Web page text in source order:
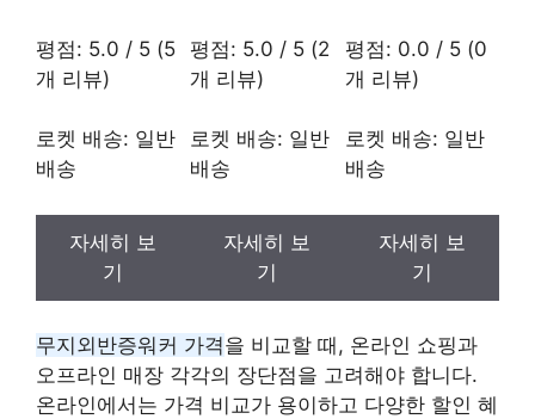
평점: 5.0 / 5 (5
개 리뷰)
로켓 배송: 일반
배송
자세히 보
기
평점: 5.0 / 5 (2
개 리뷰)
로켓 배송: 일반
배송
자세히 보
기
평점: 0.0 / 5 (0
개 리뷰)
로켓 배송: 일반
배송
자세히 보
기
무지외반증워커 가격을 비교할 때, 온라인 쇼핑과
오프라인 매장 각각의 장단점을 고려해야 합니다.
온라인에서는 가격 비교가 용이하고 다양한 할인 혜